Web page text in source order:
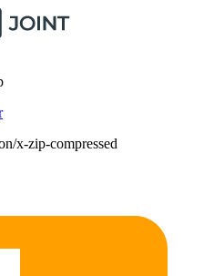
x-zip-compressed